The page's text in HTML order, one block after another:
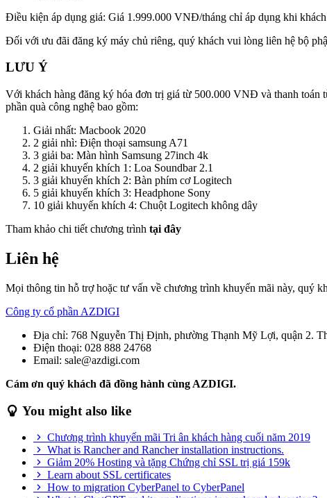
Điều kiện áp dụng giá: Giá 1.999.000 VNĐ/tháng chỉ áp dụng khi
Đối với ưu đãi đăng ký máy chủ riêng, quý khách vui lòng liên hệ bộ
LƯU Ý
Với khách hàng đăng ký hóa đơn trị giá từ 500.000 VNĐ và thanh toán
phần quà công nghệ bao gồm:
Giải nhất: Macbook 2020
2 giải nhì: Điện thoại samsung A71
3 giải ba: Màn hình Samsung 27inch 4k
2 giải khuyến khích 1: Loa Soundbar 2.1
3 giải khuyến khích 2: Bàn phím cơ Logitech
5 giải khuyến khích 3: Headphone Sony
10 giải khuyến khích 4: Chuột Logitech không dây
Tham khảo chi tiết chương trình tại đây
Liên hệ
Mọi thông tin hỗ trợ hoặc tư vấn về chương trình khuyến mãi này, quý
Công ty cổ phần AZDIGI
Địa chỉ: 768 Nguyễn Thị Định, phường Thạnh Mỹ Lợi, quận 2.
Điện thoại: 028 888 24768
Email: sale@azdigi.com
Cám ơn quý khách đã đồng hành cùng AZDIGI.
You might also like
Chương trình khuyến mãi Tri ân khách hàng cuối năm 2019
What is Rancher and Rancher installation instructions.
Giảm 20% Hosting và tặng Chứng chỉ SSL trị giá 159k
Learn about SSL certificates
How to migration CyberPanel to CyberPanel